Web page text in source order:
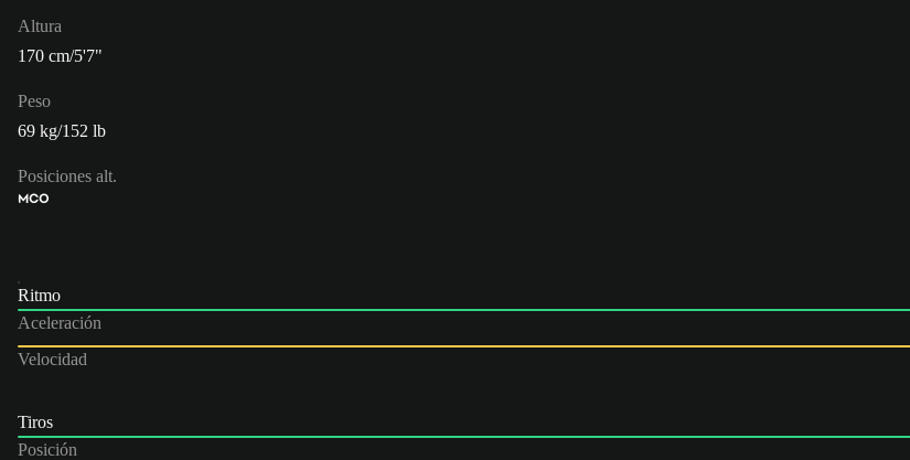
Altura
170 cm/5'7"
Peso
69 kg/152 lb
Posiciones alt.
MCO
Ritmo
Aceleración
Velocidad
Tiros
Posición